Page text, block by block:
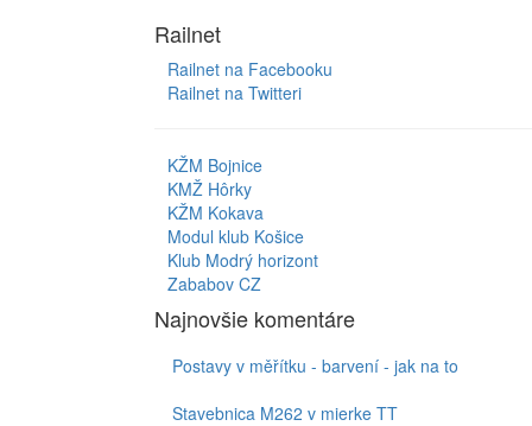
Railnet
Railnet na Facebooku
Railnet na Twitteri
KŽM Bojnice
KMŽ Hôrky
KŽM Kokava
Modul klub Košice
Klub Modrý horizont
Zababov CZ
Najnovšie komentáre
Postavy v měřítku - barvení - jak na to
Stavebnica M262 v mierke TT